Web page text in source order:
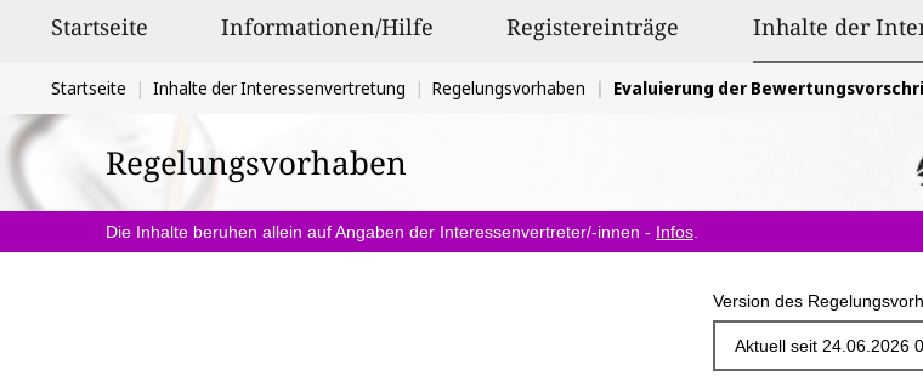
Startseite Informationen/Hilfe Registereinträge Inhalte der
Sie
befinden
sich
hier:
Startseite Inhalte der Interessenvertretung Regelungsvorhaben Evaluierung der Bewertungsvorschrift § 8 Absatz 2 Satz 12 EStG (Bewertungsabschlag bei
Regelungsvorhaben
Die Inhalte beruhen allein auf Angaben der Interessenvertreter/-innen - Infos
Version des